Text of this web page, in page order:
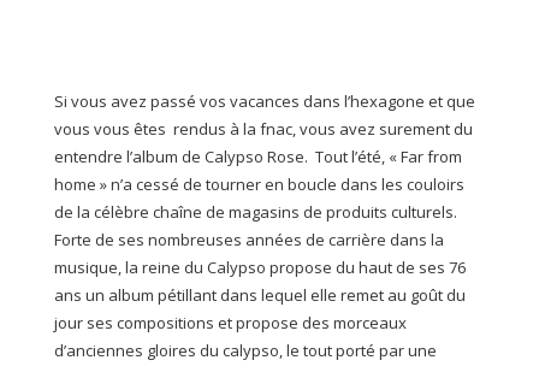
Si vous avez passé vos vacances dans l’hexagone et que
vous vous êtes rendus à la fnac, vous avez surement du
entendre l’album de Calypso Rose. Tout l’été, « Far from
home » n’a cessé de tourner en boucle dans les couloirs
de la célèbre chaîne de magasins de produits culturels.
Forte de ses nombreuses années de carrière dans la
musique, la reine du Calypso propose du haut de ses 76
ans un album pétillant dans lequel elle remet au goût du
jour ses compositions et propose des morceaux
d’anciennes gloires du calypso, le tout porté par une